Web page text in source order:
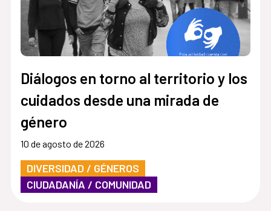
Diálogos en torno al territorio y los
cuidados desde una mirada de
género
10 de agosto de 2026
DIVERSIDAD / GÉNEROS
CIUDADANÍA / COMUNIDAD